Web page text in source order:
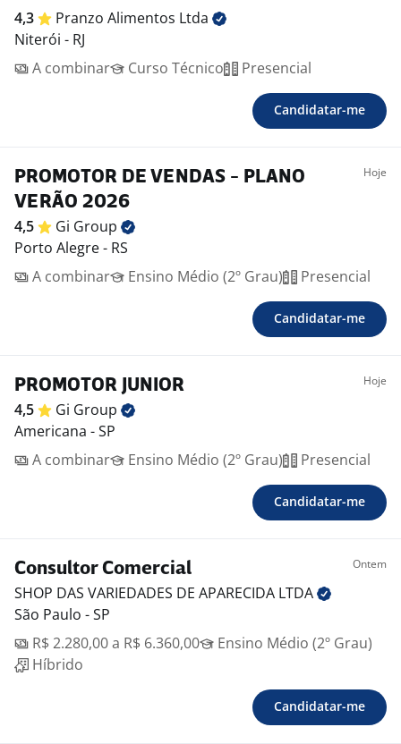
4,3 Pranzo Alimentos Ltda
Niterói - RJ
A combinar
Curso Técnico Presencial
Candidatar-me
PROMOTOR DE VENDAS - PLANO
VERÃO 2026
Hoje
4,5 Gi Group
Porto Alegre - RS
A combinar
Ensino Médio (2º Grau) Presencial
Candidatar-me
PROMOTOR JUNIOR Hoje
4,5 Gi Group
Americana - SP
A combinar
Ensino Médio (2º Grau) Presencial
Candidatar-me
Consultor Comercial Ontem
SHOP DAS VARIEDADES DE APARECIDA LTDA
São Paulo - SP
R$ 2.280,00 a R$ 6.360,00
Ensino Médio (2º Grau)
Híbrido
Candidatar-me